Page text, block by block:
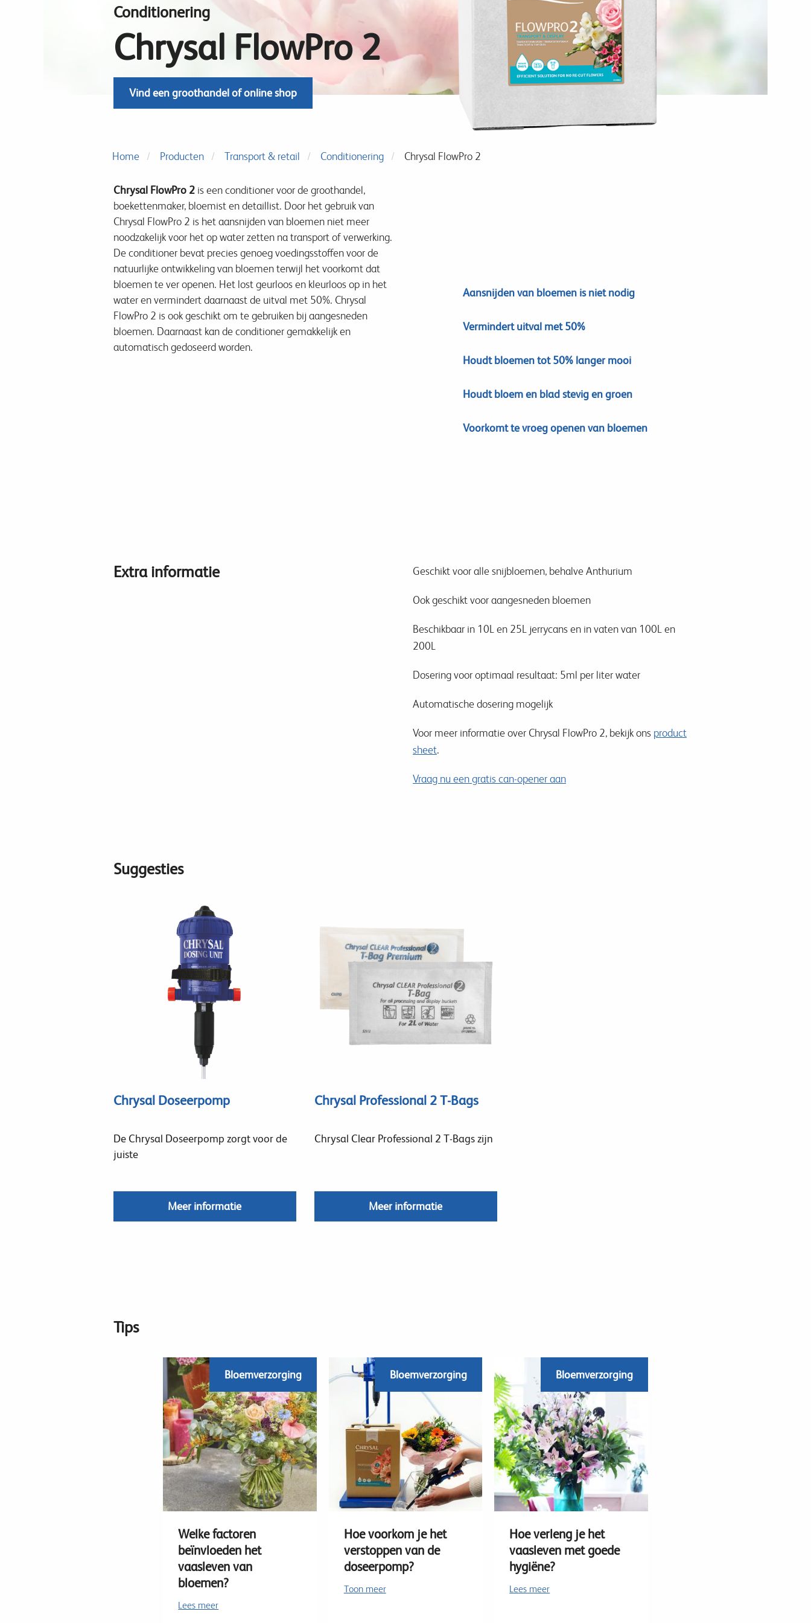
Conditionering
Chrysal FlowPro 2
Vind een groothandel of online shop
Home Producten Transport & retail Conditionering Chrysal FlowPro 2
Chrysal FlowPro 2is een conditioner voor de groothandel,
boekettenmaker, bloemist en detaillist. Door het gebruik van
Chrysal FlowPro 2 is het aansnijden van bloemen niet meer
noodzakelijk voor het op water zetten na transport of verwerking.
De conditioner bevat precies genoeg voedingsstoffen voor de
natuurlijke ontwikkeling van bloemen terwijl het voorkomt dat
bloemen te ver openen. Het lost geurloos en kleurloos op in het
water en vermindert daarnaast de uitval met 50%. Chrysal
FlowPro 2 is ook geschikt om te gebruiken bij aangesneden
bloemen. Daarnaast kan de conditioner gemakkelijk en
automatisch gedoseerd worden.
Aansnijden van bloemen is niet nodig
Vermindert uitval met 50%
Houdt bloemen tot 50% langer mooi
Houdt bloem en blad stevig en groen
Voorkomt te vroeg openen van bloemen
Extra informatie Geschikt voor alle snijbloemen, behalve Anthurium
Ook geschikt voor aangesneden bloemen
Beschikbaar in 10L en 25L jerrycans en in vaten van 100L en
200L
Dosering voor optimaal resultaat: 5ml per liter water
Automatische dosering mogelijk
Voor meer informatie over Chrysal FlowPro 2, bekijk ons product
sheet.
Vraag nu een gratis can-opener aan
Suggesties
Chrysal Doseerpomp
De Chrysal Doseerpomp zorgt voor de
juiste
Meer informatie
Chrysal Professional 2 T-Bags
Chrysal Clear Professional 2 T-Bags zijn
Meer informatie
Tips
Bloemverzorging
Welke factoren
beïnvloeden het
vaasleven van
bloemen?
Lees meer
Bloemverzorging
Hoe voorkom je het
verstoppen van de
doseerpomp?
Toon meer
Bloemverzorging
Hoe verleng je het
vaasleven met goede
hygiëne?
Lees meer